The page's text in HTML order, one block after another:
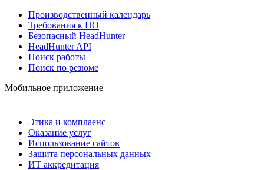
Производственный календарь
Требования к ПО
Безопасный HeadHunter
HeadHunter API
Поиск работы
Поиск по резюме
Мобильное приложение
Этика и комплаенс
Оказание услуг
Использование сайтов
Защита персональных данных
ИТ аккредитация